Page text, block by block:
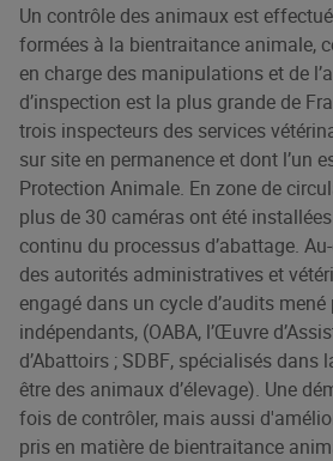
Un contrôle des animaux est
formées à la bientraitance animale,
en charge des manipulations et de
d’inspection est la plus grande de
trois inspecteurs des services
sur site en permanence et dont l’un
Protection Animale. En zone de
plus de 30 caméras ont été
continu du processus d’abattage.
des autorités administratives et
engagé dans un cycle d’audits
indépendants, (OABA, l’Œuvre
d’Abattoirs ; SDBF, spécialisés dans
être des animaux d’élevage). Une
fois de contrôler, mais aussi
pris en matière de bientraitance